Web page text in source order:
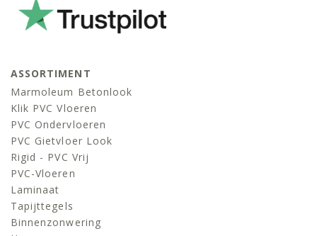
ASSORTIMENT
Marmoleum Betonlook
Klik PVC Vloeren
PVC Ondervloeren
PVC Gietvloer Look
Rigid - PVC Vrij
PVC-Vloeren
Laminaat
Tapijttegels
Binnenzonwering